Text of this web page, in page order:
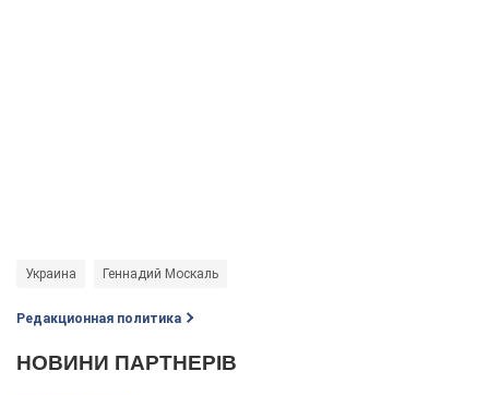
Украина Геннадий Москаль
Редакционная политика